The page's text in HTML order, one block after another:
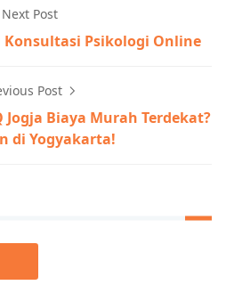
Next Post
Psikologi Online
Post
Jogja Biaya Murah Terdekat?
di Yogyakarta!